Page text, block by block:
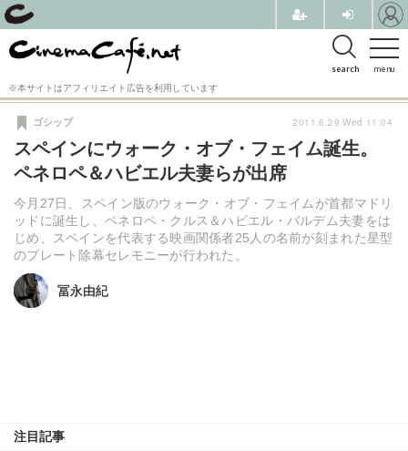
menu
search
※本サイトはアフィリエイト広告を利用しています
スペインにウォーク・オブ・フェイム誕生。
ペネロペ＆ハビエル夫妻らが出席
今月27日、スペイン版のウォーク・オブ・フェイムが首都マドリ
ッドに誕生し、ペネロペ・クルス＆ハビエル・バルデム夫妻をは
じめ、スペインを代表する映画関係者25人の名前が刻まれた星型
のプレート除幕セレモニーが行われた。
ゴシップ
冨永由紀
冨永由紀
注目記事
2011.6.29 Wed 11:04